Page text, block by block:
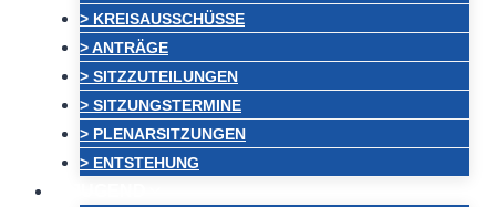
> KREISAUSSCHÜSSE
> ANTRÄGE
> SITZZUTEILUNGEN
> SITZUNGSTERMINE
> PLENARSITZUNGEN
> ENTSTEHUNG